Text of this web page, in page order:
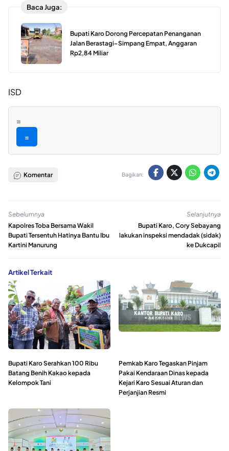
Baca Juga:
Bupati Karo Dorong Percepatan Penanganan
Jalan Berastagi–Simpang Empat, Anggaran
Rp2,84 Miliar
ISD
=
=
Komentar Bagikan:
Sebelumnya
Kapolres Toba Bersama Wakil
Bupati Tersentuh Hatinya Bantu Ibu
Kartini Manurung
Selanjutnya
Bupati Karo, Cory Sebayang
lakukan inspeksi mendadak (sidak)
ke Dukcapil
Artikel Terkait
Bupati Karo Serahkan 100 Ribu
Batang Benih Kakao kepada
Kelompok Tani
Pemkab Karo Tegaskan Pinjam
Pakai Kendaraan Dinas kepada
Kejari Karo Sesuai Aturan dan
Perjanjian Resmi